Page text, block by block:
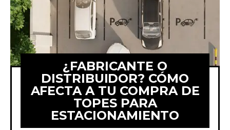
¿FABRICANTE O
DISTRIBUIDOR? CÓMO
AFECTA A TU COMPRA DE
TOPES PARA
ESTACIONAMIENTO
Comparamos comprar topes
para estacionamiento